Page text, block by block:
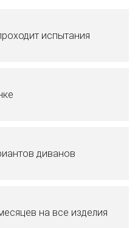
испытания
диванов
на все изделия